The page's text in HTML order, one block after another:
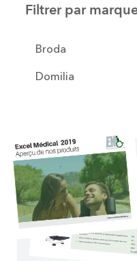
Filtrer par
Broda
Domilia